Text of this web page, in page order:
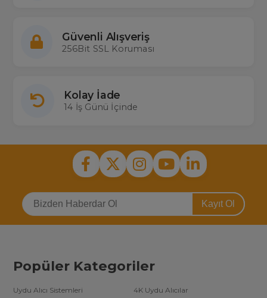
Güvenli Alışveriş
256Bit SSL Koruması
Kolay İade
14 İş Günü İçinde
Kayıt Ol
Popüler Kategoriler
Uydu Alıcı Sistemleri
4K Uydu Alıcılar